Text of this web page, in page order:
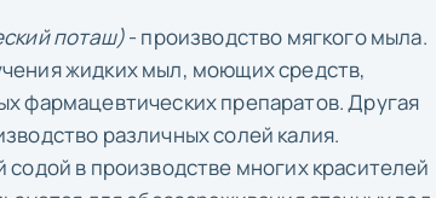
поташ)- производство мягкого мыла.
жидких мыл, моющих средств,
фармацевтических препаратов. Другая
различных солей калия.
в производстве многих красителей